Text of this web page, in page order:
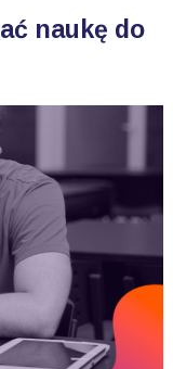
naukę do